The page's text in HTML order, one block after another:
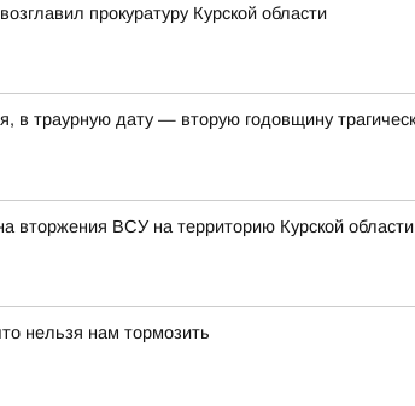
прокуратуру Курской области
в траурную дату — вторую годовщину
вторжения ВСУ на территорию Курской области
нельзя нам тормозить